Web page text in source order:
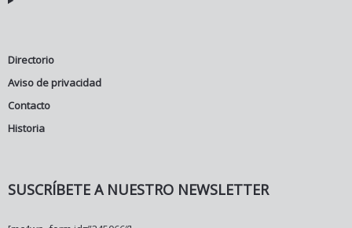
Directorio
Aviso de privacidad
Contacto
Historia
SUSCRÍBETE A NUESTRO NEWSLETTER